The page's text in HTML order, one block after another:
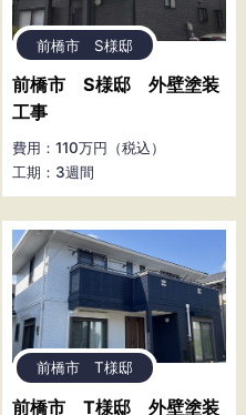
前橋市 S様邸
前橋市 S様邸 外壁塗装
工事
費用：110万円（税込）
工期：3週間
前橋市 T様邸
前橋市 T様邸 外壁塗装